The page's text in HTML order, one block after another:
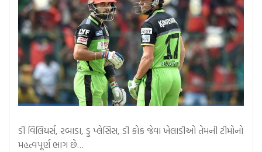
ડી વિલિયર્સ, રબાડા, ડુ પ્લેસિસ, ડી કોક જેવા ખેલાડીઓ તેમની ટીમોનો
મહત્વપૂર્ણ ભાગ છે…